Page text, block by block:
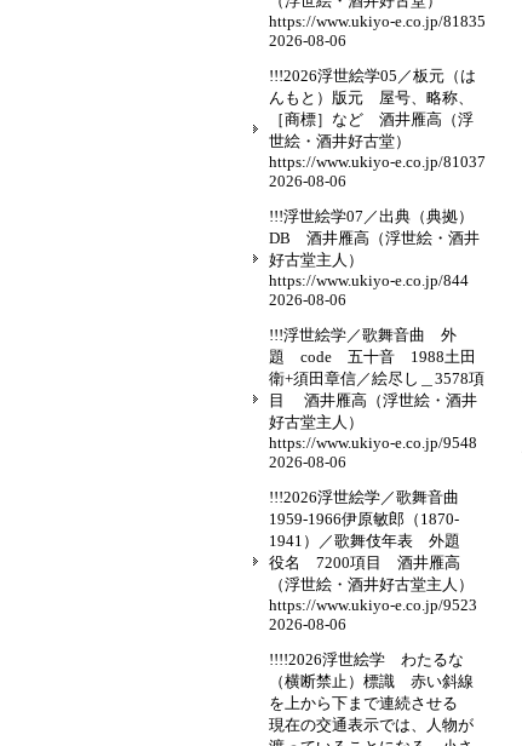
https://www.ukiyo-e.co.jp/81835
2026-08-06
!!!2026浮世絵学05／板元（は
んもと）版元 屋号、略称、
［商標］など 酒井雁高（浮
世絵・酒井好古堂）
https://www.ukiyo-e.co.jp/81037
2026-08-06
!!!浮世絵学07／出典（典拠）
DB 酒井雁高（浮世絵・酒井
好古堂主人）
https://www.ukiyo-e.co.jp/844
2026-08-06
!!!浮世絵学／歌舞音曲 外
題 code 五十音 1988土田
衛+須田章信／絵尽し＿3578項
目 酒井雁高（浮世絵・酒井
好古堂主人）
https://www.ukiyo-e.co.jp/9548
2026-08-06
!!!2026浮世絵学／歌舞音曲
1959-1966伊原敏郎（1870-
1941）／歌舞伎年表 外題
役名 7200項目 酒井雁高
（浮世絵・酒井好古堂主人）
https://www.ukiyo-e.co.jp/9523
2026-08-06
!!!!2026浮世絵学 わたるな
（横断禁止）標識 赤い斜線
を上から下まで連続させる
現在の交通表示では、人物が